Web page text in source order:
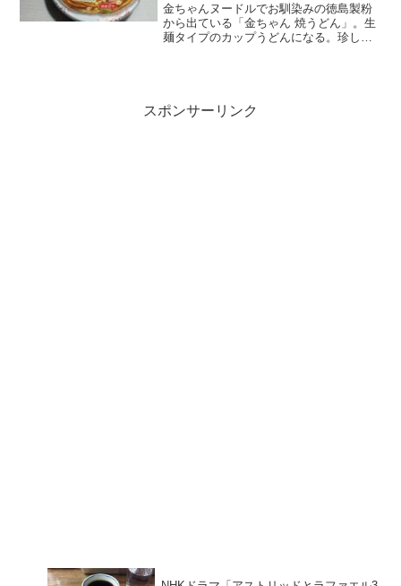
金ちゃんヌードルでお馴染みの徳島製粉
から出ている「金ちゃん 焼うどん」。生
麺タイプのカップうどんになる。珍しい
スポンサーリンク